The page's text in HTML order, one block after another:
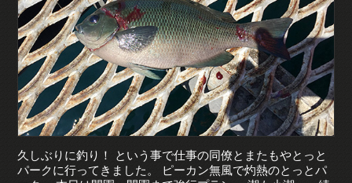
久しぶりに釣り！ という事で仕事の同僚とまたもやとっと
パークに行ってきました。 ピーカン無風で灼熱のとっとパ